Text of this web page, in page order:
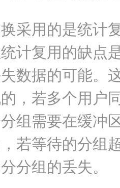
采用的是统计
计复用的缺点
数据的可能。
，若多个用户
组需要在缓冲
若等待的分组
分组的丢失。